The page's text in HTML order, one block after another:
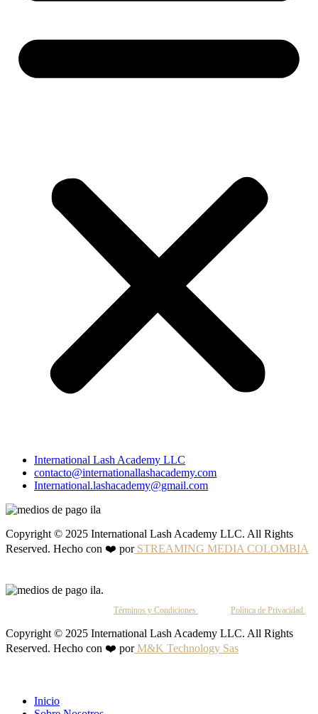
International Lash Academy LLC
contacto@internationallashacademy.com
International.lashacademy@gmail.com
Copyright © 2025 International Lash Academy LLC. All Rights
Reserved. Hecho con ❤️ porSTREAMING MEDIA COLOMBIA
Términos y Condiciones Política de Privacidad
Copyright © 2025 International Lash Academy LLC. All Rights
Reserved. Hecho con ❤️ porM&K Technology Sas
Inicio